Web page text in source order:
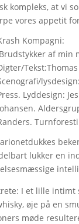
kompleks, at vi
vores appetit
Kompagni:
af min
Lyddesign:
lukker en
I et lille
øje på en
møde